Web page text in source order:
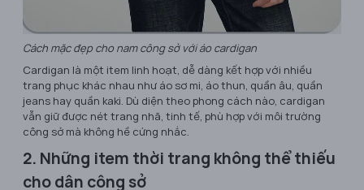
Cách mặc đẹp cho nam công sở với áo cardigan
Cardigan là một item linh hoạt, dễ dàng kết hợp với nhiều
trang phục khác nhau như áo sơ mi, áo thun, quần âu, quần
jeans hay quần kaki. Dù diện theo phong cách nào, cardigan
vẫn giữ được nét trang nhã, tinh tế, phù hợp với môi trường
công sở mà không hề cứng nhắc.
2. Những item thời trang không thể thiếu
cho dân công sở